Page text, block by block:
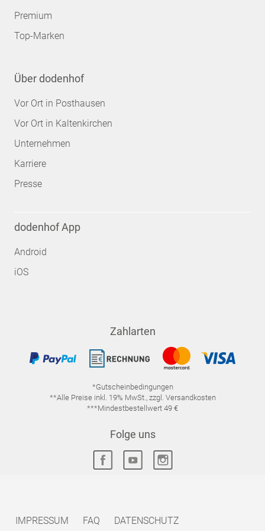
Premium
Top-Marken
Über dodenhof
Vor Ort in Posthausen
Vor Ort in Kaltenkirchen
Unternehmen
Karriere
Presse
dodenhof App
Android
iOS
Zahlarten
*Gutscheinbedingungen
**Alle Preise inkl. 19% MwSt., zzgl. Versandkosten
***Mindestbestellwert 49 €
Folge uns
IMPRESSUM FAQ DATENSCHUTZ